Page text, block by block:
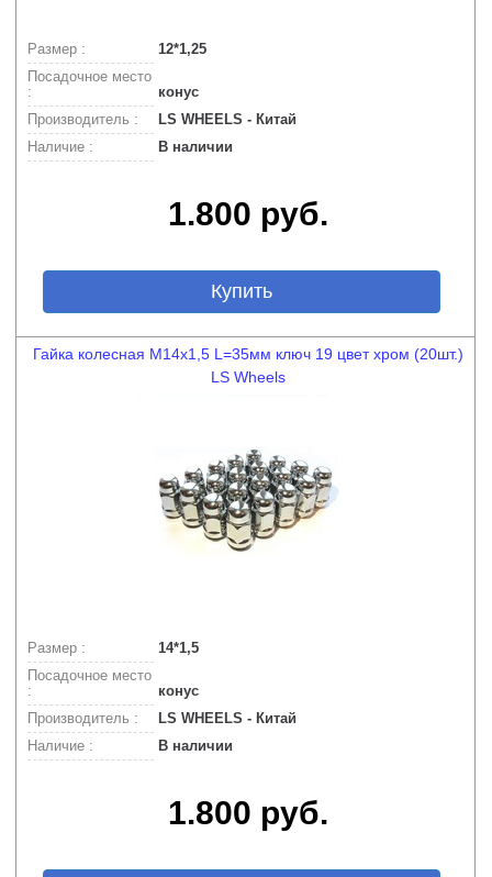
Размер :
12*1,25
Посадочное место
:
конус
Производитель :
LS WHEELS - Китай
Наличие :
В наличии
1.800 руб.
Купить
Гайка колесная М14х1,5 L=35мм ключ 19 цвет хром (20шт.)
LS Wheels
Размер :
14*1,5
Посадочное место
:
конус
Производитель :
LS WHEELS - Китай
Наличие :
В наличии
1.800 руб.